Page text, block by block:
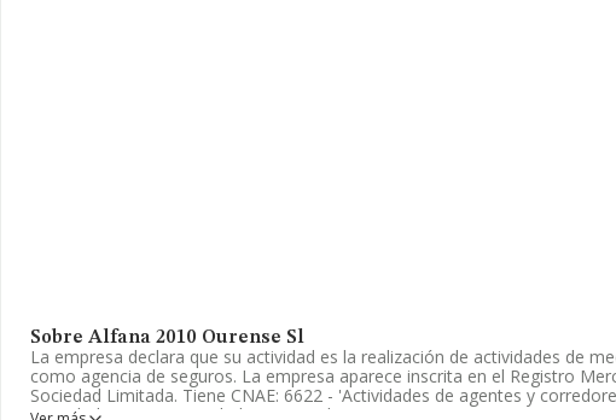
Sobre Alfana 2010 Ourense Sl
La empresa declara que su actividad es la realización de actividades de
como agencia de seguros. La empresa aparece inscrita en el Registro
Sociedad Limitada. Tiene CNAE: 6622 - 'Actividades de agentes y
sociedad no tiene actividad en mercados exteriores.